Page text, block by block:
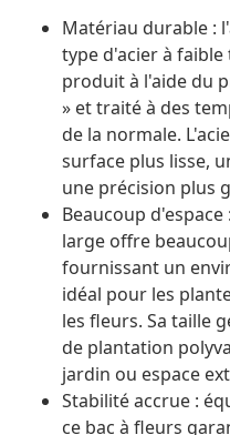
Matériau durable :
type d'acier à
produit à l'aide du
» et traité à des
de la normale.
surface plus lisse,
une précision plus
Beaucoup
large offre
fournissant un
idéal pour les
les fleurs. Sa taille
de plantation
jardin ou espace
Stabilité accrue :
ce bac à fleurs